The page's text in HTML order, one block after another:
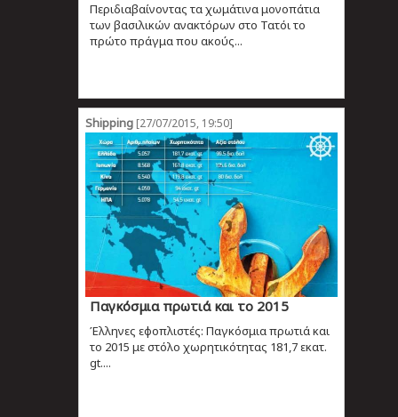
Περιδιαβαίνοντας τα χωμάτινα μονοπάτια
των βασιλικών ανακτόρων στο Τατόι το
πρώτο πράγμα που ακούς...
Shipping[27/07/2015, 19:50]
Παγκόσμια πρωτιά και το 2015
Έλληνες εφοπλιστές: Παγκόσμια πρωτιά και
το 2015 με στόλο χωρητικότητας 181,7 εκατ.
gt....